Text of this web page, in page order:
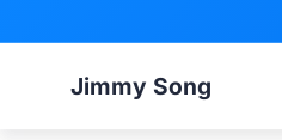
Jimmy Song